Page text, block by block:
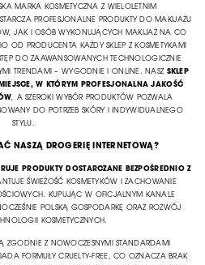
MARKA KOSMETYCZNA Z WIELOLETNIM
PROFESJONALNE PRODUKTY DO MAKIJAŻU
JAK I OSÓB WYKONUJĄCYCH MAKIJAŻ NA CO
OD PRODUCENTA KAŻDY SKLEP Z KOSMETYKAMI
DO ZAAWANSOWANYCH TECHNOLOGICZNIE
TRENDAMI – WYGODNIE I ONLINE. NASZ SKLEP
W KTÓRYM PROFESJONALNA JAKOŚĆ
, A SZEROKI WYBÓR PRODUKTÓW POZWALA
DO POTRZEB SKÓRY I INDYWIDUALNEGO
STYLU.
NASZĄ DROGERIĘ INTERNETOWĄ?
PRODUKTY DOSTARCZANE BEZPOŚREDNIO Z
ŚWIEŻOŚĆ KOSMETYKÓW I ZACHOWANIE
KUPUJĄC W OFICJALNYM KANALE
POLSKĄ GOSPODARKĘ ORAZ ROZWÓJ
KOSMETYCZNYCH.
ZGODNIE Z NOWOCZESNYMI STANDARDAMI
FORMUŁY CRUELTY-FREE, CO OZNACZA BRAK